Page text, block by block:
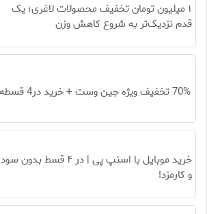
۱ میلیون تومان تخفیف محصولات لاغری؛ یک
قدم نزدیک‌تر به شروع کاهش وزن
70% تخفیف ویژه جین وست + خرید در4 قسطه
خرید موبایل با اسنپ پی | در ۴ قسط بدون سود
و کارمزد!